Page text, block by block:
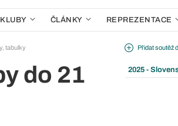
KLUBY ČLÁNKY REPREZENTACE
tabulky
do 21
Přidat soutěž
2025 -